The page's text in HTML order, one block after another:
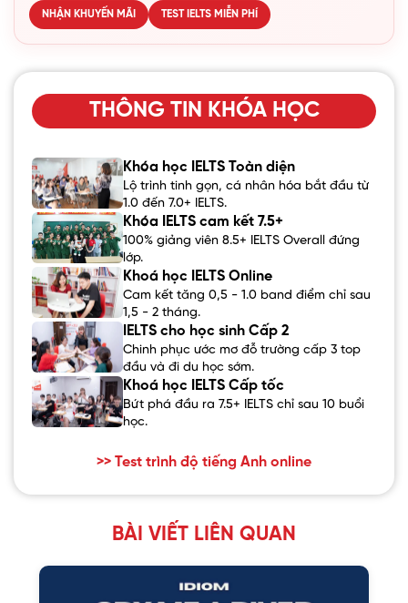
NHẬN KHUYẾN MÃI TEST IELTS MIỄN PHÍ
THÔNG TIN KHÓA HỌC
Khóa học IELTS Toàn diện
Lộ trình tinh gọn, cá nhân hóa bắt đầu từ
1.0 đến 7.0+ IELTS.
Khóa IELTS cam kết 7.5+
100% giảng viên 8.5+ IELTS Overall đứng
lớp.
Khoá học IELTS Online
Cam kết tăng 0,5 - 1.0 band điểm chỉ sau
1,5 - 2 tháng.
IELTS cho học sinh Cấp 2
Chinh phục ước mơ đỗ trường cấp 3 top
đầu và đi du học sớm.
Khoá học IELTS Cấp tốc
Bứt phá đầu ra 7.5+ IELTS chỉ sau 10 buổi
học.
>> Test trình độ tiếng Anh online
BÀI VIẾT LIÊN QUAN